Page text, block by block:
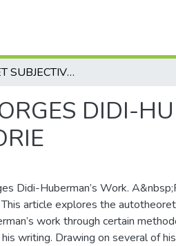
ÉCRITURE ET SUBJECTIVITÉ CHEZ GEORGES DIDI-HUBERMAN : UNE LECTURE AU PRISME DE L’AUTOTHÉORIE
DIDI-
Didi-Huberman’s Work.
article explores the
work through certain
writing. Drawing on several of his